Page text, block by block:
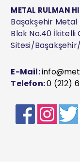
METAL RULMAN
Başakşehir Metal
Blok No.40 İkitelli
Sitesi/
E-Mail:
Telefon:0 (212)